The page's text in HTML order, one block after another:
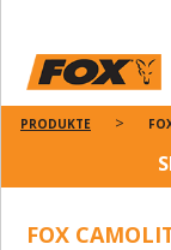
PRODUKTE
FOX